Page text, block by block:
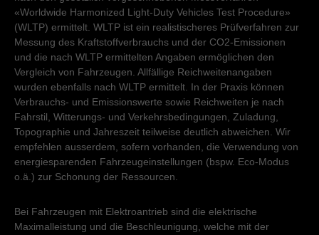
«Worldwide Harmonized Light-Duty Vehicles Test Procedure»
(WLTP) ermittelt. WLTP ist ein realistischeres Prüfverfahren zur
Messung des Kraftstoffverbrauchs und der CO2-Emissionen
und die nach WLTP ermittelten Angaben ermöglichen den
Vergleich von Fahrzeugen. Allfällige Reichweitenangaben
wurden ebenfalls nach WLTP ermittelt. In der Praxis können
Verbrauchs- und Emissionswerte sowie Reichweiten je nach
Fahrstil, Witterungs- und Verkehrsbedingungen, Zuladung,
Topographie und Jahreszeit teilweise deutlich abweichen. Wir
empfehlen ausserdem, sofern vorhanden, die Verwendung von
energiesparenden Fahrzeugeinstellungen (bspw. Eco-Modus
o.ä.) zur Schonung der Ressourcen.
Bei Fahrzeugen mit Elektroantrieb sind die elektrische
Maximalleistung und die Beschleunigung, welche mit der